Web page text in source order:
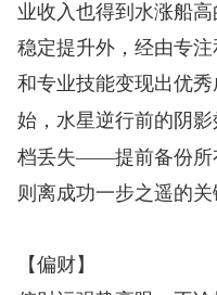
业收入也得到水涨船
稳定提升外，经由专
和专业技能变现出优
始，水星逆行前的阴
档丢失——提前备份所
则离成功一步之遥的
【偏财】